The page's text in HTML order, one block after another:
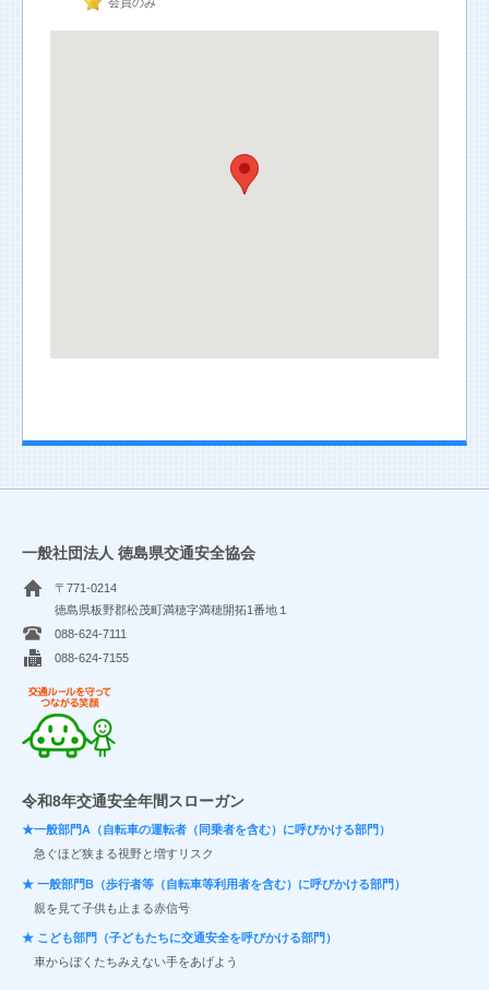
一般社団法人 徳島県交通安全協会
〒771-0214
徳島県板野郡松茂町満穂字満穂開拓1番地１
088-624-7111
088-624-7155
令和8年交通安全年間スローガン
★一般部門A（自転車の運転者（同乗者を含む）に呼びかける部門）
急ぐほど狭まる視野と増すリスク
★ 一般部門B（歩行者等（自転車等利用者を含む）に呼びかける部門）
親を見て子供も止まる赤信号
★ こども部門（子どもたちに交通安全を呼びかける部門）
車からぼくたちみえない手をあげよう